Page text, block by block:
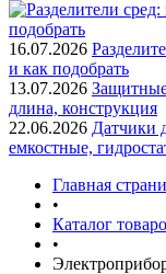
16.07.2026
и как подобрать
13.07.2026
длина, конструкция
22.06.2026 Датчики
емкостные,
Главная
•
Каталог
•